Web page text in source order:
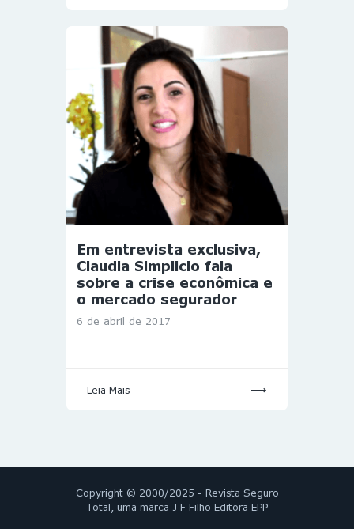
Em entrevista exclusiva,
Claudia Simplicio fala
sobre a crise econômica e
o mercado segurador
6 de abril de 2017
Leia Mais
Copyright © 2000/2025 - Revista Seguro
Total, uma marca J F Filho Editora EPP